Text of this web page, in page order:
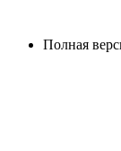
Полная